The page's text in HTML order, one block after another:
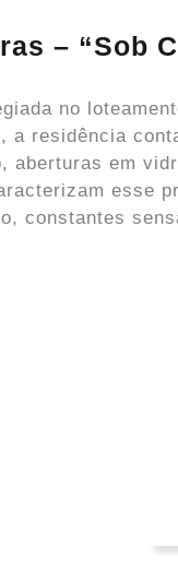
– “Sob
no
a residência
aberturas em
esse
constantes